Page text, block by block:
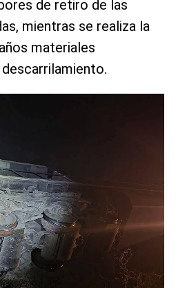
de retiro de las
mientras se realiza la
materiales